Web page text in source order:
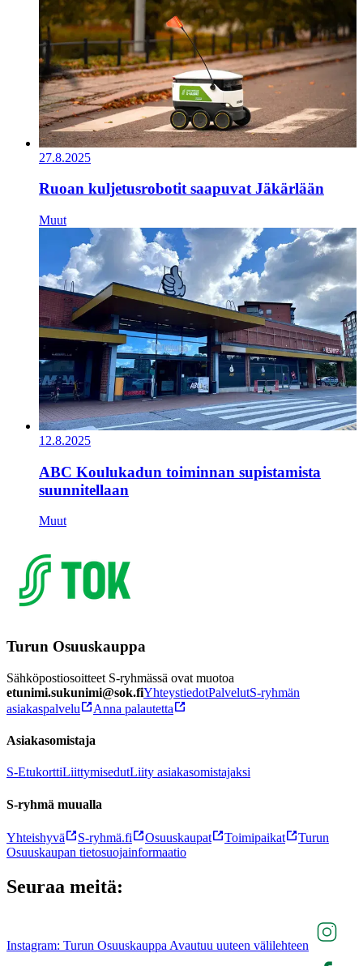
27.8.2025
Ruoan kuljetusrobotit saapuvat Jäkärlään
Muut
12.8.2025
ABC Koulukadun toiminnan supistamista
suunnitellaan
Muut
Turun Osuuskauppa
Sähköpostiosoitteet S-ryhmässä ovat muotoa
etunimi.sukunimi@sok.fiYhteystiedotPalvelutS-ryhmän
asiakaspalvelu
Anna palautetta
Asiakasomistaja
S-EtukorttiLiittymisedutLiity asiakasomistajaksi
S-ryhmä muualla
Yhteishyvä S-ryhmä.fi Osuuskaupat Toimipaikat
Turun
Osuuskaupan tietosuojainformaatio
Seuraa meitä:
Instagram: Turun Osuuskauppa Avautuu uuteen välilehteen